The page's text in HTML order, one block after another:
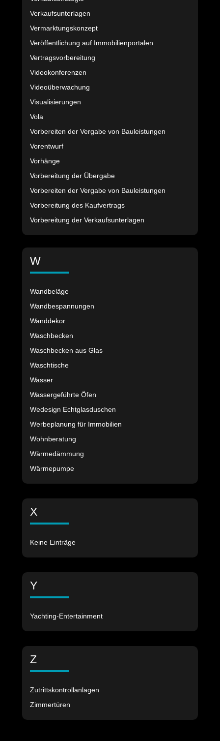
Verkaufsunterlagen
Vermarktungskonzept
Veröffentlichung auf Immobilienportalen
Vertragsvorbereitung
Videokonferenzen
Videoüberwachung
Visualisierungen
Vola
Vorbereiten der Vergabe von Bauleistungen
Vorentwurf
Vorhänge
Vorbereitung der Übergabe
Vorbereiten der Vergabe von Bauleistungen
Vorbereitung des Kaufvertrags
Vorbereitung der Verkaufsunterlagen
W
Wandbeläge
Wandbespannungen
Wanddekor
Waschbecken
Waschbecken aus Glas
Waschtische
Wasser
Wassergeführte Öfen
Wedesign Echtglasduschen
Werbeplanung für Immobilien
Wohnberatung
Wärmedämmung
Wärmepumpe
X
Keine Einträge
Y
Yachting-Entertainment
Z
Zutrittskontrollanlagen
Zimmertüren